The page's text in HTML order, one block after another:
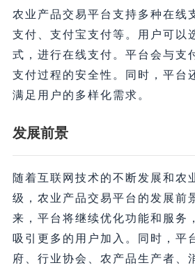
农业产品交易平台支持多种在线
支付、支付宝支付等。用户可以
式，进行在线支付。平台会与支
支付过程的安全性。同时，平台
满足用户的多样化需求。
发展前景
随着互联网技术的不断发展和农
级，农业产品交易平台的发展前
来，平台将继续优化功能和服务
吸引更多的用户加入。同时，平
府、行业协会、农产品生产者、